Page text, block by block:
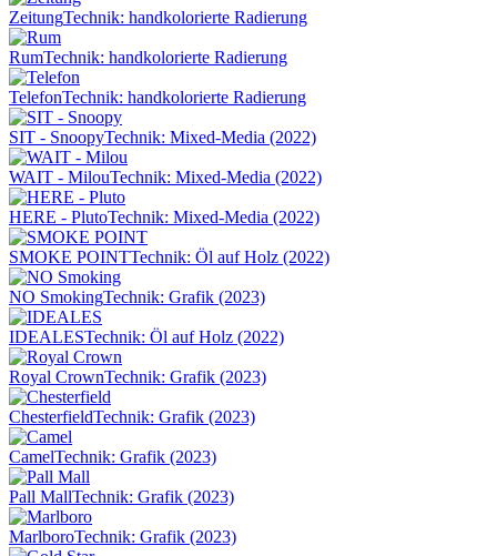
ZeitungTechnik: handkolorierte Radierung
RumTechnik: handkolorierte Radierung
TelefonTechnik: handkolorierte Radierung
SIT - SnoopyTechnik: Mixed-Media (2022)
WAIT - MilouTechnik: Mixed-Media (2022)
HERE - PlutoTechnik: Mixed-Media (2022)
SMOKE POINTTechnik: Öl auf Holz (2022)
NO SmokingTechnik: Grafik (2023)
IDEALESTechnik: Öl auf Holz (2022)
Royal CrownTechnik: Grafik (2023)
ChesterfieldTechnik: Grafik (2023)
CamelTechnik: Grafik (2023)
Pall MallTechnik: Grafik (2023)
MarlboroTechnik: Grafik (2023)